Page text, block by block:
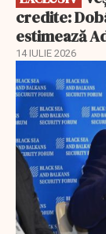
credite:
estimează
14 IULIE 2026